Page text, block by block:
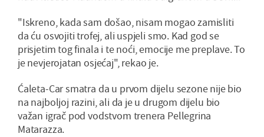
"Iskreno, kada sam došao, nisam mogao zamisliti
da ću osvojiti trofej, ali uspjeli smo. Kad god se
prisjetim tog finala i te noći, emocije me preplave. To
je nevjerojatan osjećaj", rekao je.
Ćaleta-Car smatra da u prvom dijelu sezone nije bio
na najboljoj razini, ali da je u drugom dijelu bio
važan igrač pod vodstvom trenera Pellegrina
Matarazza.